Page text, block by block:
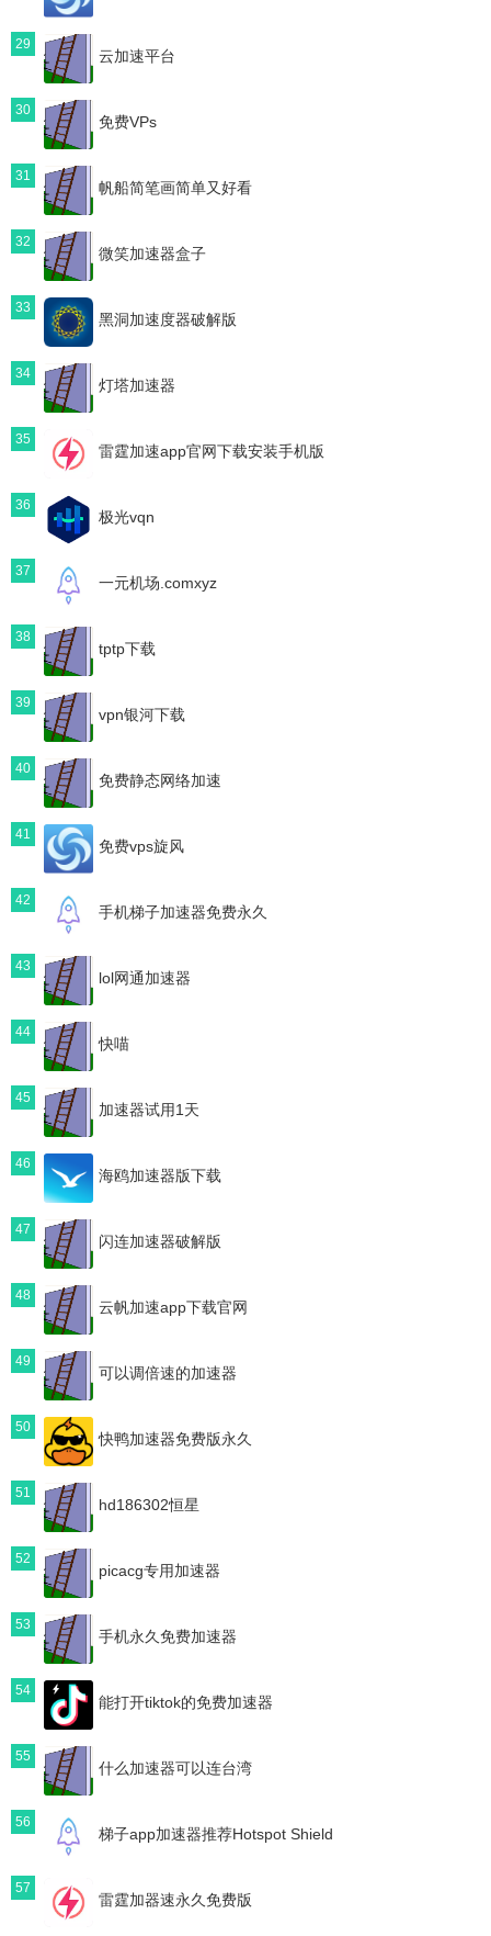
29
云加速平台
30
免费VPs
31
帆船简笔画简单又好看
32
微笑加速器盒子
33
黑洞加速度器破解版
34
灯塔加速器
35
雷霆加速app官网下载安装手机版
36
极光vqn
37
一元机场.comxyz
38
tptp下载
39
vpn银河下载
40
免费静态网络加速
41
免费vps旋风
42
手机梯子加速器免费永久
43
lol网通加速器
44
快喵
45
加速器试用1天
46
海鸥加速器版下载
47
闪连加速器破解版
48
云帆加速app下载官网
49
可以调倍速的加速器
50
快鸭加速器免费版永久
51
hd186302恒星
52
picacg专用加速器
53
手机永久免费加速器
54
能打开tiktok的免费加速器
55
什么加速器可以连台湾
56
梯子app加速器推荐Hotspot Shield
57
雷霆加器速永久免费版